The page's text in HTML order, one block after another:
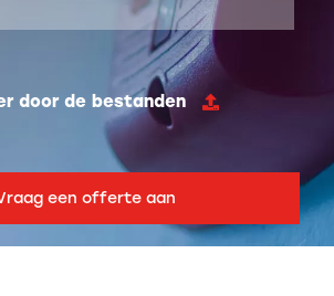
door de bestanden